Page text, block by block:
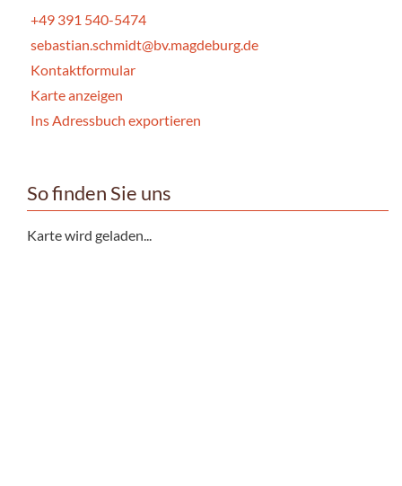
+49 391 540-5474
sebastian.schmidt@bv.magdeburg.de
Kontaktformular
Karte anzeigen
Ins Adressbuch exportieren
So finden Sie uns
Karte wird geladen...